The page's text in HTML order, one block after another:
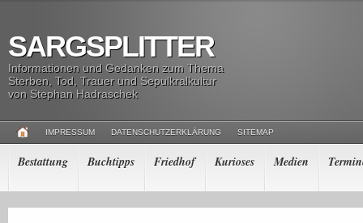
SARGSPLITTER
Informationen und Gedanken zum Thema
Sterben, Tod, Trauer und Sepulkralkultur
von Stephan Hadraschek
IMPRESSUM DATENSCHUTZERKLÄRUNG SITEMAP
Bestattung Buchtipps Friedhof Kurioses Medien